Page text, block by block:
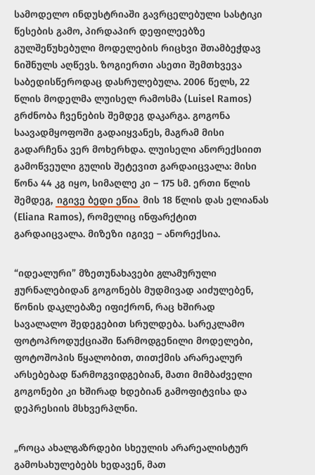
სამოდელო ინდუსტრიაში გავრცელებული სასტიკი
წესების გამო, პირდაპირ დეფილეებზე
გულშეწუხებული მოდელების რიცხვი შთამბეჭდავ
ნიშნულს აღწევს. ზოგიერთი ასეთი შემთხვევა
საბედისწეროდაც დასრულებულა. 2006 წელს, 22
წლის მოდელმა ლუისელ რამოსმა (Luisel Ramos)
გრძნობა ჩვენების შემდეგ დაკარგა. გოგონა
საავადმყოფოში გადაიყვანეს, მაგრამ მისი
გადარჩენა ვერ მოხერხდა. ლუისელი ანორექსიით
გამოწვეული გულის შეტევით გარდაიცვალა: მისი
წონა 44 კგ იყო, სიმაღლე კი – 175 სმ. ერთი წლის
შემდეგ, იგივე ბედი ეწია მის 18 წლის დას ელიანას
(Eliana Ramos), რომელიც ინფარქტით
გარდაიცვალა. მიზეზი იგივე – ანორექსია.
“იდეალური” მზეთუნახავები გლამურული
ჟურნალებიდან გოგონებს მუდმივად აიძულებენ,
წონის დაკლებაზე იფიქრონ, რაც ხშირად
სავალალო შედეგებით სრულდება. სარეკლამო
ფოტოპროდუქციაში წარმოდგენილი მოდელები,
ფოტოშოპის წყალობით, თითქმის არარეალურ
არსებებად წარმოგვიდგებიან, მათი მიმბაძველი
გოგონები კი ხშირად ხდებიან გამოფიტვისა და
დეპრესიის მსხვერპლნი.
„როცა ახალგაზრდები სხეულის არარეალისტურ
გამოსახულებებს ხედავენ, მათ